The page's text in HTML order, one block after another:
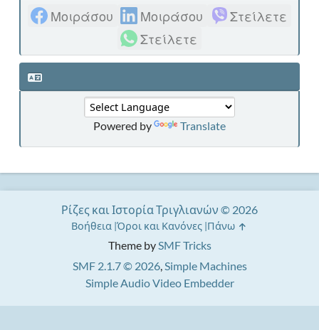
Μοιράσου Μοιράσου
Στείλετε
Στείλετε
Powered by Translate
Theme bySMF Tricks
SMF 2.1.7 © 2026,Simple Machines
Simple Audio Video Embedder
Ρίζες και Ιστορία Τριγλιανών © 2026
Βοήθεια Όροι και Κανόνες Πάνω